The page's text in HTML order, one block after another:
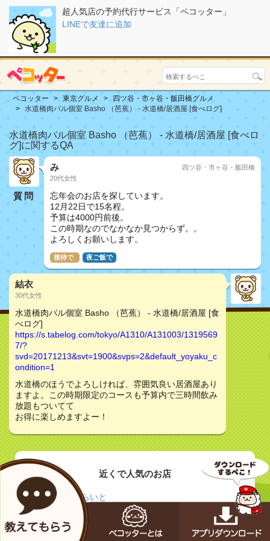
超人気店の予約代行サービス「ペコッター」
LINEで友達に追加
ペコッター 東京グルメ
四ツ谷・市ヶ谷・飯田橋グルメ
水道橋肉バル個室 Basho （芭蕉） - 水道橋/居酒屋 [食べログ]
水道橋肉バル個室 Basho （芭蕉） - 水道橋/居酒屋 [食べロ
グ]に関するQA
質問
み
20代女性
四ツ谷・市ヶ谷・飯田橋
忘年会のお店を探しています。
12月22日で15名程。
予算は4000円前後。
この時期なのでなかなか見つからず。。
よろしくお願いします。
接待で 夜ご飯で
結衣
30代女性
水道橋肉バル個室 Basho （芭蕉） - 水道橋/居酒屋 [食
べログ]
https://s.tabelog.com/tokyo/A1310/A131003/1319569
7/?
svd=20171213&svt=1900&svps=2&default_yoyaku_c
ondition=1
水道橋のほうでよろしければ、雰囲気良い居酒屋あり
ますよ。この時期限定のコースも予算内で三時間飲み
放題もついてて
お得に楽しめますよー！
近くで人気のお店
らいむらいと